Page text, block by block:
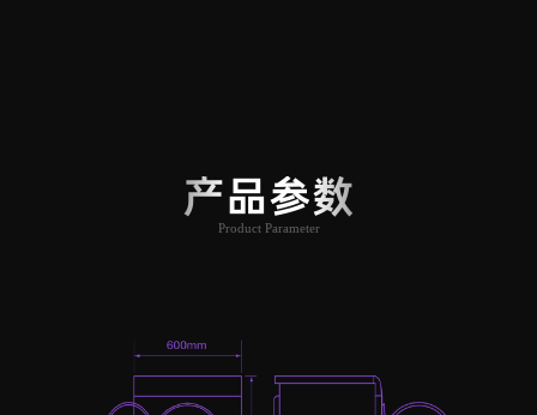
产品参数
Product Parameter